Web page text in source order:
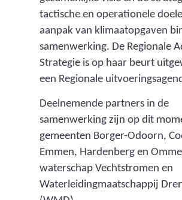
tactische en operationele
aanpak van klimaatopgaven
samenwerking. De Regionale
Strategie is op haar beurt
een Regionale
Deelnemende partners in de
samenwerking zijn op dit
gemeenten Borger-Odoorn,
Emmen, Hardenberg en
waterschap Vechtstromen en
Waterleidingmaatschappij